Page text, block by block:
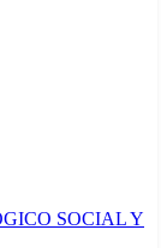
SOCIAL Y